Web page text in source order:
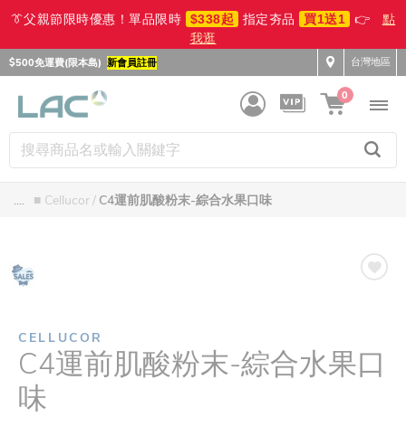
👔父親節限時優惠！單品限時 $338起 指定夯品 買1送1 👉
點
我逛
$500免運費(限本島) 新會員註冊 台灣地區
0
.... ■ Cellucor C4運前肌酸粉末-綜合水果口味
CELLUCOR
C4運前肌酸粉末-綜合水果口
味